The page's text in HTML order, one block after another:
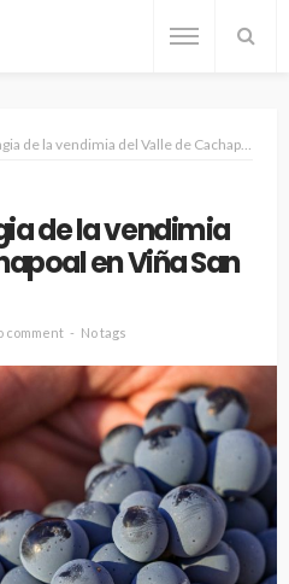
vendimia del Valle de Cachapoal en Viña San Pedro
de la vendimia
en Viña San
comment No tags